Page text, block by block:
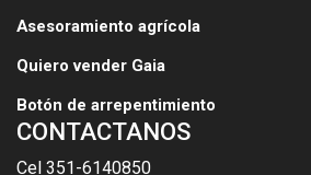
Asesoramiento agrícola
Quiero vender Gaia
Botón de arrepentimiento
CONTACTANOS
Cel 351-6140850